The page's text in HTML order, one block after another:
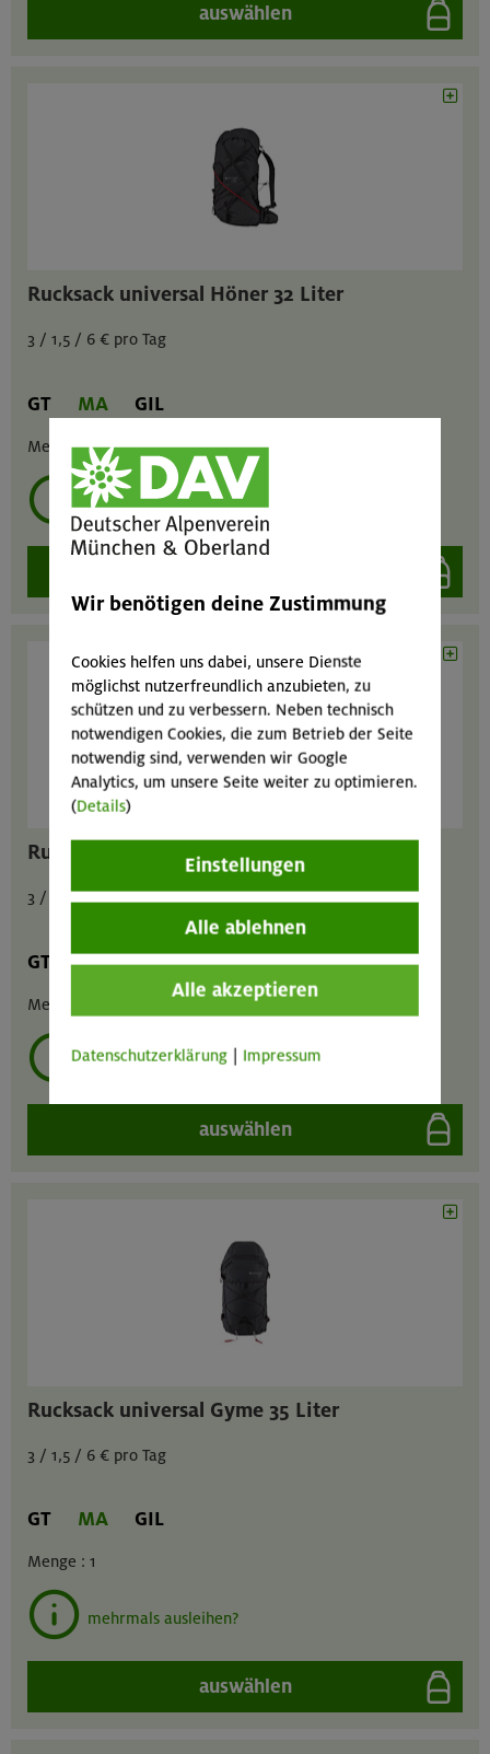
auswählen
Rucksack universal Höner 32 Liter
3 / 1,5 / 6 € pro Tag
GT MA GIL
Menge :1
mehrmals ausleihen?
Rucksack universal Brimer 32 Liter
3 / 1,5 / 6 € pro Tag
GT MA GIL
Menge :
mehrmals ausleihen?
auswählen
Rucksack universal Gyme 35 Liter
3 / 1,5 / 6 € pro Tag
GT MA GIL
Menge : 1
mehrmals ausleihen?
auswählen
Wir benötigen deine Zustimmung
Cookies helfen uns dabei, unsere Dienste
möglichst nutzerfreundlich anzubieten, zu
schützen und zu verbessern. Neben technisch
notwendigen Cookies, die zum Betrieb der Seite
notwendig sind, verwenden wir Google
Analytics, um unsere Seite weiter zu optimieren.
(Details)
Einstellungen
Alle ablehnen
Alle akzeptieren
Datenschutzerklärung Impressum